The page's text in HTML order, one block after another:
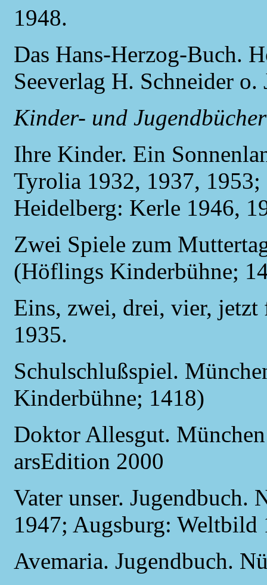
1948.
Das Hans-Herzog-Buch.
Seeverlag H. Schneider o.
Kinder- und Jugendbücher
Ihre Kinder. Ein
Tyrolia 1932, 1937,
Heidelberg: Kerle 1946,
Zwei Spiele zum
(Höflings Kinderbühne;
Eins, zwei, drei, vier,
1935.
Schulschlußspiel.
Kinderbühne; 1418)
Doktor Allesgut.
arsEdition 2000
Vater unser. Jugendbuch.
1947; Augsburg: Weltbild
Avemaria. Jugendbuch.